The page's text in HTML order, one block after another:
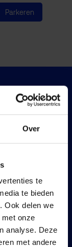
Over
te
te bieden
Ook delen we
onze
analyse. Deze
met andere
Parkeren